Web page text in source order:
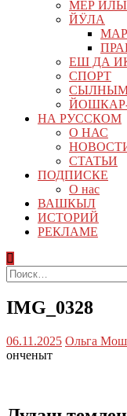
МЕР
ЙӰЛА
ЕШ ДА
СПОРТ
НА РУССКОМ
О НАС
СТАТЬИ
ПОДПИСКЕ
О нас
ВАШКЫЛ
ИСТОРИЙ
РЕКЛАМЕ
Найти:
IMG_0328
06.11.2025 Ольга
онченыт